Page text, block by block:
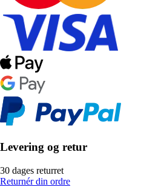
Levering og retur
30 dages returret
Returnér din ordre